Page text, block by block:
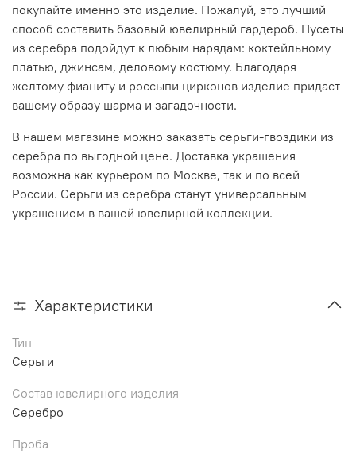
покупайте именно это изделие. Пожалуй, это лучший
способ составить базовый ювелирный гардероб. Пусеты
из серебра подойдут к любым нарядам: коктейльному
платью, джинсам, деловому костюму. Благодаря
желтому фианиту и россыпи цирконов изделие придаст
вашему образу шарма и загадочности.
В нашем магазине можно заказать серьги-гвоздики из
серебра по выгодной цене. Доставка украшения
возможна как курьером по Москве, так и по всей
России. Серьги из серебра станут универсальным
украшением в вашей ювелирной коллекции.
Характеристики
Тип
Серьги
Состав ювелирного изделия
Серебро
Проба